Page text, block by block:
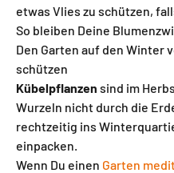
etwas Vlies zu schützen,
So bleiben Deine
Den Garten auf den Winter
schützen
Kübelpflanzen sind im
Wurzeln nicht durch die
rechtzeitig ins
einpacken.
Wenn Du einen Garten